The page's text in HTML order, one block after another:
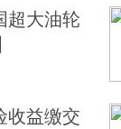
超大油轮
收益缴交